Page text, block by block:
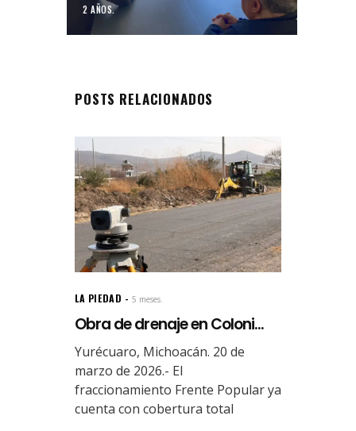
2 AÑOS.
POSTS RELACIONADOS
LA PIEDAD 5 meses.
Obra de drenaje en Coloni...
Yurécuaro, Michoacán. 20 de
marzo de 2026.- El
fraccionamiento Frente Popular ya
cuenta con cobertura total